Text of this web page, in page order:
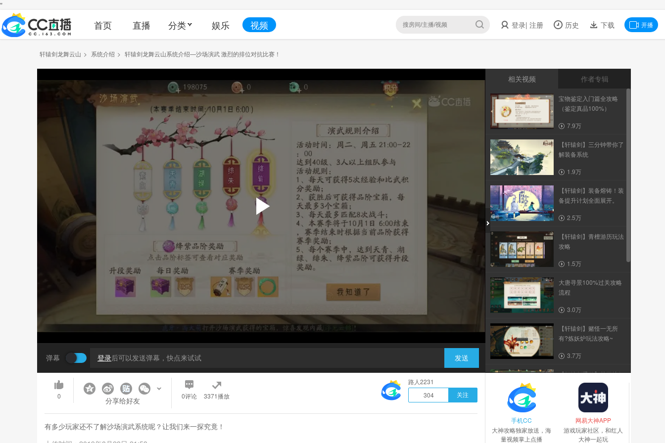
"
首页 直播 分类 娱乐 视频 登录| 注册 历史 下载 开播
轩辕剑龙舞云山 > 系统介绍 > 轩辕剑龙舞云山系统介绍—沙场演武 激烈的排位对抗比赛！
弹幕 登录后可以发送弹幕，快点来试试 发送
相关视频 作者专辑
宝物鉴定入门篇全攻略
（鉴定真品100%）
7.9万
【轩辕剑】三分钟带你了
解装备系统
1.9万
【轩辕剑】装备熔铸！装
备提升计划全面展开。
2.5万
【轩辕剑】青檀游历玩法
攻略
1.5万
大唐寻景100%过关攻略
流程
3.0万
【轩辕剑】赌怪一无所
有?炼妖炉玩法攻略~
3.7万
【轩辕剑手游】关于护驾
方面平民玩家必须了解...
2.5万
【轩辕剑】还不会玩百花
仙子任务？没关系，一...
0 分享给好友 0评论 3371播放
路人2231
304
关注
有多少玩家还不了解沙场演武系统呢？让我们来一探究竟！
手机CC
大神攻略独家放送，海
量视频掌上点播
网易大神APP
游戏玩家社区，和红人
大神一起玩